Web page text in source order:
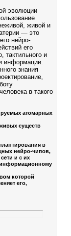
эволюции
живой и
— это
нейро-
его
тактильного и
информации.
знания
в такого
атомарных
существ
в
нейро-чипов,
и с их
которой
его,